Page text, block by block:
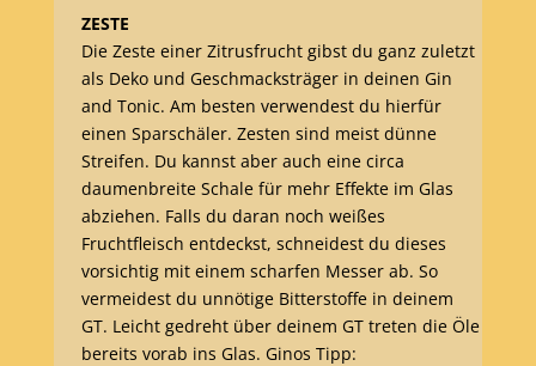
ZESTE
Die Zeste einer Zitrusfrucht gibst du ganz zuletzt
als Deko und Geschmacksträger in deinen Gin
and Tonic. Am besten verwendest du hierfür
einen Sparschäler. Zesten sind meist dünne
Streifen. Du kannst aber auch eine circa
daumenbreite Schale für mehr Effekte im Glas
abziehen. Falls du daran noch weißes
Fruchtfleisch entdeckst, schneidest du dieses
vorsichtig mit einem scharfen Messer ab. So
vermeidest du unnötige Bitterstoffe in deinem
GT. Leicht gedreht über deinem GT treten die Öle
bereits vorab ins Glas. Ginos Tipp: